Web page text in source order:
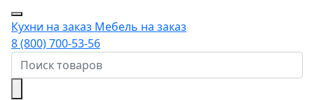
Кухни на заказ Мебель на заказ
8 (800) 700-53-56